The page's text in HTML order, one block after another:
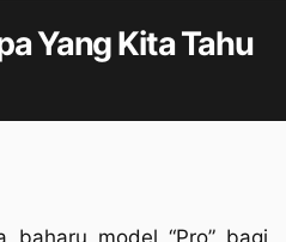
Yang Kita Tahu